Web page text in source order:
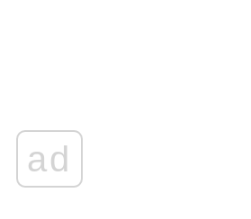
ad